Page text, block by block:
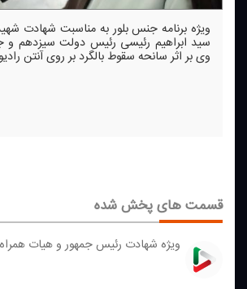
ویژه برنامه جنس بلور به مناسبت شهادت
سید ابراهیم رئیسی رئیس دولت سیزدهم و
وی بر اثر سانحه سقوط بالگرد بر روی آنتن
قسمت های پخش شده
ویژه شهادت رئیس جمهور و هیات همراه